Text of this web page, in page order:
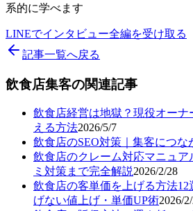
系的に学べます
LINEでインタビュー全編を受け取る
記事一覧へ戻る
飲食店集客の関連記事
飲食店経営は地獄？現役オーナ
える方法2026/5/7
飲食店のSEO対策｜集客につな
飲食店のクレーム対応マニュア
ミ対策まで完全解説2026/2/28
飲食店の客単価を上げる方法
げない値上げ・単価UP術2026/